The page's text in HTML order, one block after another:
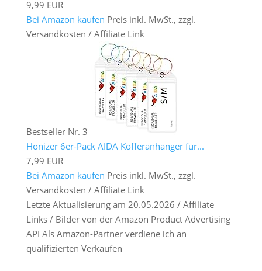
9,99 EUR
Bei Amazon kaufen Preis inkl. MwSt., zzgl.
Versandkosten / Affiliate Link
Bestseller Nr. 3
Honizer 6er-Pack AIDA Kofferanhänger für...
7,99 EUR
Bei Amazon kaufen Preis inkl. MwSt., zzgl.
Versandkosten / Affiliate Link
Letzte Aktualisierung am 20.05.2026 / Affiliate
Links / Bilder von der Amazon Product Advertising
API Als Amazon-Partner verdiene ich an
qualifizierten Verkäufen